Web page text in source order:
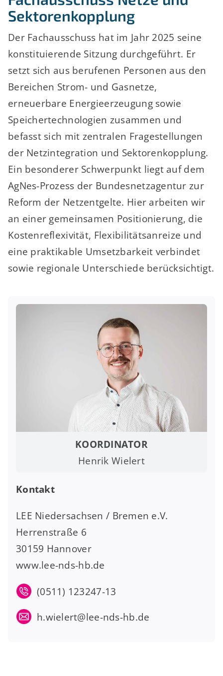
Sektorenkopplung
Der Fachausschuss hat im Jahr 2025 seine
konstituierende Sitzung durchgeführt. Er
setzt sich aus berufenen Personen aus den
Bereichen Strom- und Gasnetze,
erneuerbare Energieerzeugung sowie
Speichertechnologien zusammen und
befasst sich mit zentralen Fragestellungen
der Netzintegration und Sektorenkopplung.
Ein besonderer Schwerpunkt liegt auf dem
AgNes-Prozess der Bundesnetzagentur zur
Reform der Netzentgelte. Hier arbeiten wir
an einer gemeinsamen Positionierung, die
Kostenreflexivität, Flexibilitätsanreize und
eine praktikable Umsetzbarkeit verbindet
sowie regionale Unterschiede berücksichtigt.
KOORDINATOR
Henrik Wielert
Kontakt
LEE Niedersachsen / Bremen e.V.
Herrenstraße 6
30159 Hannover
www.lee-nds-hb.de
(0511) 123247-13
h.wielert@lee-nds-hb.de